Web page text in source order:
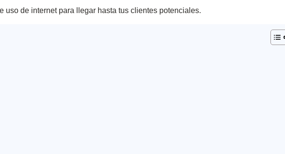
uso de internet para llegar hasta tus clientes potenciales.